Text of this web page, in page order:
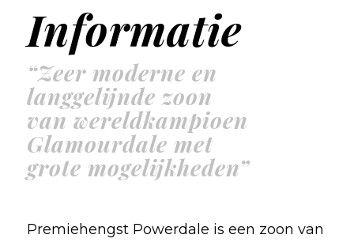
Informatie
“Zeer moderne en
langgelijnde zoon
van wereldkampioen
Glamourdale met
grote mogelijkheden”
Premiehengst Powerdale is een zoon van